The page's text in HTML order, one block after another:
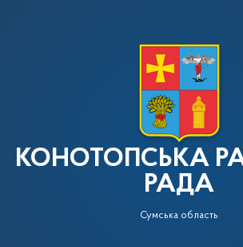
КОНОТОПСЬКА
РАДА
Сумська область